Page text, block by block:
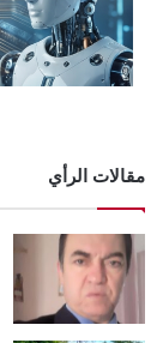
مقالات الرأي